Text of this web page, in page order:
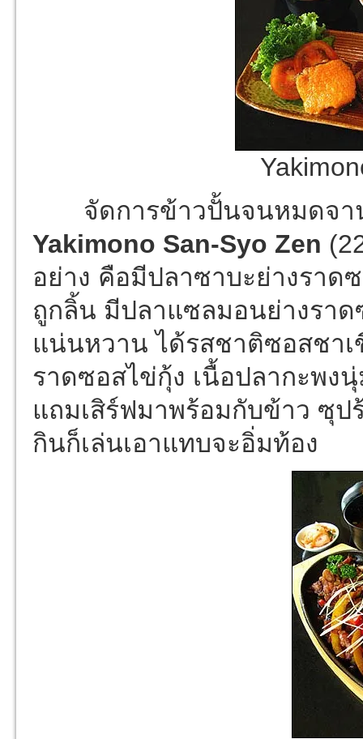
จัดการข้าวปั้นจนหมดจาน
Yakimono San-Syo Zen
อย่าง คือมีปลาซาบะย่างราด
ถูกลิ้น มีปลาแซลมอนย่างรา
แน่นหวาน ได้รสชาติซอสชาเ
ราดซอสไข่กุ้ง เนื้อปลากะพง
แถมเสิร์ฟมาพร้อมกับข้าว ซุป
กินก็เล่นเอาแทบจะอิ่มท้อง